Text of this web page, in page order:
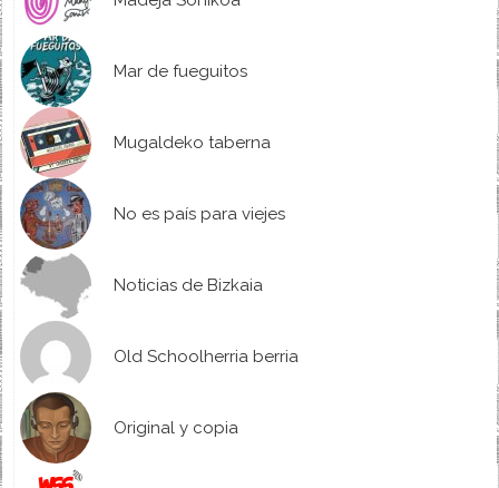
Mar de fueguitos
Mugaldeko taberna
No es país para viejes
Noticias de Bizkaia
Old Schoolherria berria
Original y copia